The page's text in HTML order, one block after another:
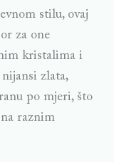
stilu, ovaj
za one
kristalima i
zlata,
po mjeri, što
raznim